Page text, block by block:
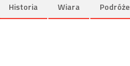
Historia Wiara Podróże